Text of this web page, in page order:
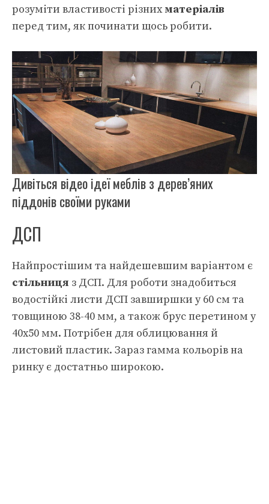
розуміти властивості різнихматеріалів
перед тим, як починати щось робити.
Дивіться відео ідеї меблів з дерев’яних
піддонів своїми руками
ДСП
Найпростішим та найдешевшим варіантом є
стільниця з ДСП. Для роботи знадобиться
водостійкі листи ДСП завширшки у 60 см та
товщиною 38-40 мм, а також брус перетином у
40х50 мм. Потрібен для облицювання й
листовий пластик. Зараз гамма кольорів на
ринку є достатньо широкою.